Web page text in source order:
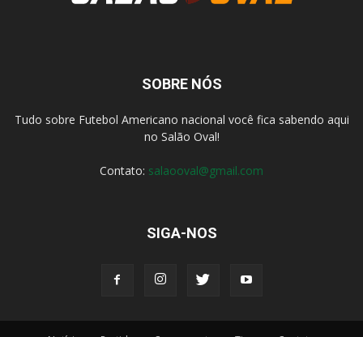
SOBRE NÓS
Tudo sobre Futebol Americano nacional você fica sabendo aqui
no Salão Oval!
Contato: salaooval@gmail.com
SIGA-NOS